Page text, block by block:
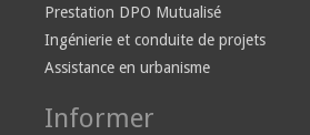
Prestation DPO Mutualisé
Ingénierie et conduite de projets
Assistance en urbanisme
Informer